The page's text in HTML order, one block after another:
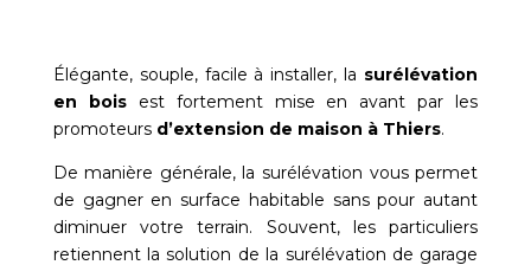
Élégante, souple, facile à installer, la surélévation
en boisest fortement mise en avant par les
promoteurs d’extension de maison à Thiers.
De manière générale, la surélévation vous permet
de gagner en surface habitable sans pour autant
diminuer votre terrain. Souvent, les particuliers
retiennent la solution de la surélévation de garage